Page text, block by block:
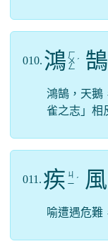
010. 鴻 ㄏ
ㄨ
ㄥ
ˊ 鵠
鴻鵠，天鵝
雀之志」相
011. 疾 ㄐ
ㄧ ˊ 風
喻遭遇危難